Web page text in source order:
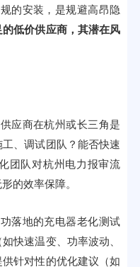
的安装，是规避高昂隐
低价供应商，其潜在风
供应商在杭州或长三角是
、调试团队？能否快速
团队对杭州电力报审流
的效率保障。
落地的充电器老化测试
快速温变、功率波动、
针对性的优化建议（如